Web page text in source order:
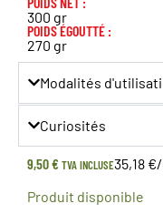
300 gr
POIDS ÉGOUTTÉ :
270 gr
Modalités
Curiosités
9,50€TVA INCLUSE35,18
Produit disponible